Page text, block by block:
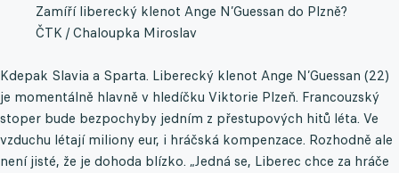
Zamíří liberecký klenot Ange N’Guessan do Plzně?
ČTK / Chaloupka Miroslav
Kdepak Slavia a Sparta. Liberecký klenot Ange N’Guessan (22)
je momentálně hlavně v hledíčku Viktorie Plzeň. Francouzský
stoper bude bezpochyby jedním z přestupových hitů léta. Ve
vzduchu létají miliony eur, i hráčská kompenzace. Rozhodně ale
není jisté, že je dohoda blízko. „Jedná se, Liberec chce za hráče